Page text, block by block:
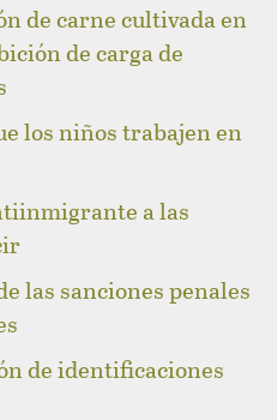
de carne cultivada en
de carga de
los niños trabajen en
a las
las sanciones penales
de identificaciones